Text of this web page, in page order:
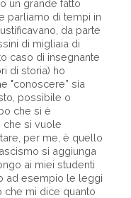
un grande fatto
parliamo di tempi in
da parte
di migliaia di
caso di insegnante
di storia) ho
"conoscere” sia
possibile o
che si è
si vuole
per me, è quello
si aggiunga
ai miei studenti
ad esempio le leggi
che mi dice quanto